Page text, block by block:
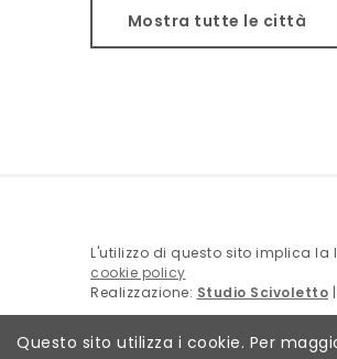
Mostra tutte le città
L'utilizzo di questo sito implica la
cookie policy
Realizzazione: Studio Scivoletto
Questo sito utilizza i cookie. Per